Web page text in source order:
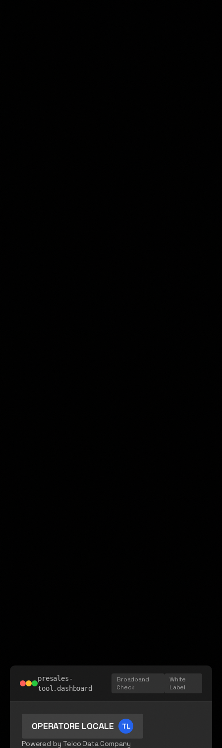
presales-
tool.dashboard
Broadband
Check
White
Label
OPERATORE LOCALE
TL
Powered by Telco Data Company